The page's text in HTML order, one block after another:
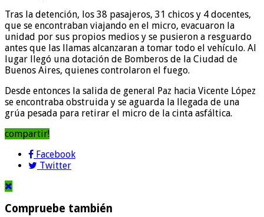
Tras la detención, los 38 pasajeros, 31 chicos y 4 docentes,
que se encontraban viajando en el micro, evacuaron la
unidad por sus propios medios y se pusieron a resguardo
antes que las llamas alcanzaran a tomar todo el vehículo. Al
lugar llegó una dotación de Bomberos de la Ciudad de
Buenos Aires, quienes controlaron el fuego.
Desde entonces la salida de general Paz hacia Vicente López
se encontraba obstruida y se aguarda la llegada de una
grúa pesada para retirar el micro de la cinta asfáltica.
compartir!
Facebook
Twitter
Compruebe también